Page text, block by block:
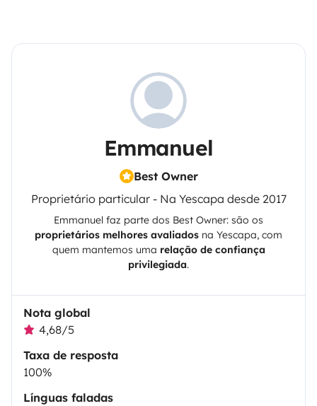
Emmanuel
Best Owner
Proprietário particular - Na Yescapa desde 2017
Emmanuel faz parte dos Best Owner: são os
proprietários melhores avaliados na Yescapa, com
quem mantemos uma relação de confiança
privilegiada.
Nota global
4,68/5
Taxa de resposta
100%
Línguas faladas